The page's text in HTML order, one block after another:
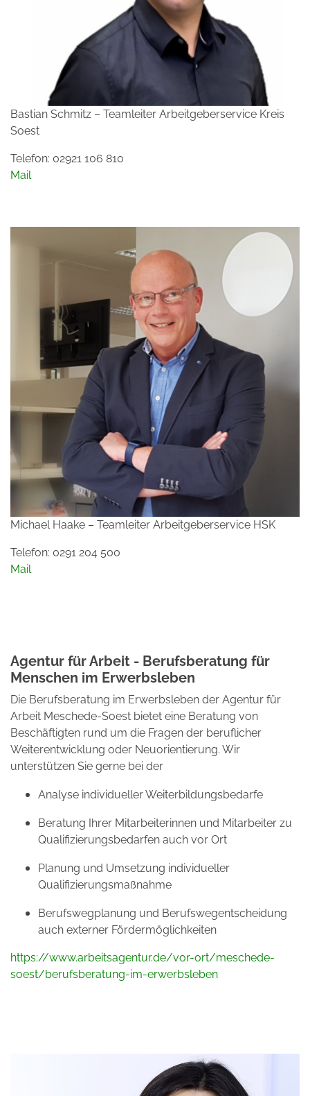
Bastian Schmitz – Teamleiter Arbeitgeberservice Kreis
Soest
Telefon: 02921 106 810
Mail
Michael Haake – Teamleiter Arbeitgeberservice HSK
Telefon: 0291 204 500
Mail
Agentur für Arbeit - Berufsberatung für
Menschen im Erwerbsleben
Die Berufsberatung im Erwerbsleben der Agentur für
Arbeit Meschede-Soest bietet eine Beratung von
Beschäftigten rund um die Fragen der beruflicher
Weiterentwicklung oder Neuorientierung. Wir
unterstützen Sie gerne bei der
Analyse individueller Weiterbildungsbedarfe
Beratung Ihrer Mitarbeiterinnen und Mitarbeiter zu
Qualifizierungsbedarfen auch vor Ort
Planung und Umsetzung individueller
Qualifizierungsmaßnahme
Berufswegplanung und Berufswegentscheidung
auch externer Fördermöglichkeiten
https://www.arbeitsagentur.de/vor-ort/meschede-
soest/berufsberatung-im-erwerbsleben